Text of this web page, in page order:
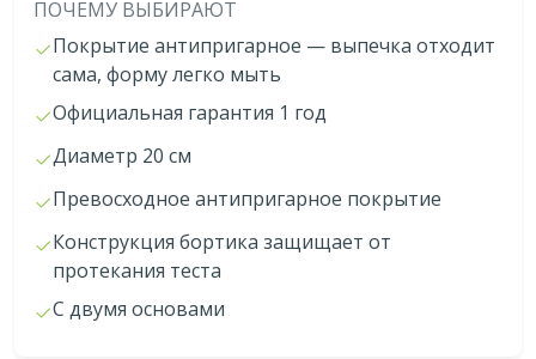
ПОЧЕМУ ВЫБИРАЮТ
Покрытие антипригарное — выпечка отходит
сама, форму легко мыть
Официальная гарантия 1 год
Диаметр 20 см
Превосходное антипригарное покрытие
Конструкция бортика защищает от
протекания теста
С двумя основами